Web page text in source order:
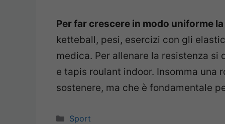
Per far crescere in modo uniforme
ketteball, pesi, esercizi con gli
medica. Per allenare la resistenza
e tapis roulant indoor. Insomma una
sostenere, ma che è fondamentale
Categorie
Sport